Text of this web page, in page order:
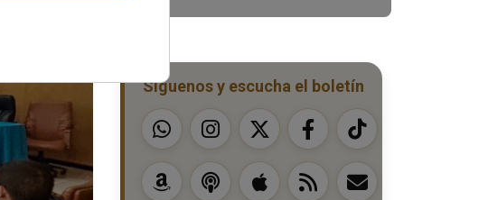
Síguenos y escucha el boletín